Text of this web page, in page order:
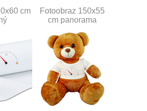
cm
Fotoobraz 150x55
cm panorama